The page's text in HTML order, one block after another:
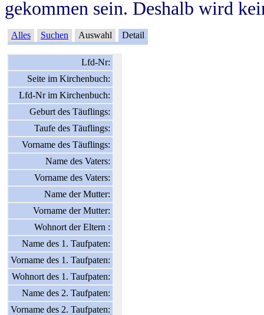
gekommen sein. Deshalb wird
Alles Suchen Auswahl Detail
Lfd-Nr:
Seite im Kirchenbuch:
Lfd-Nr im Kirchenbuch:
Geburt des Täuflings:
Taufe des Täuflings:
Vorname des Täuflings:
Name des Vaters:
Vorname des Vaters:
Name der Mutter:
Vorname der Mutter:
Wohnort der Eltern :
Name des 1. Taufpaten:
Vorname des 1. Taufpaten:
Wohnort des 1. Taufpaten:
Name des 2. Taufpaten:
Vorname des 2. Taufpaten: